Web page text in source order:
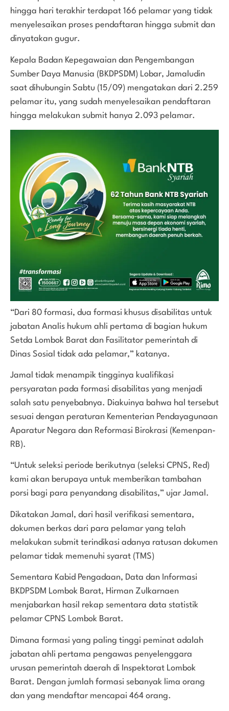
hingga hari terakhir terdapat 166 pelamar yang tidak
menyelesaikan proses pendaftaran hingga submit dan
dinyatakan gugur.
Kepala Badan Kepegawaian dan Pengembangan
Sumber Daya Manusia (BKDPSDM) Lobar, Jamaludin
saat dihubungin Sabtu (15/09) mengatakan dari 2.259
pelamar itu, yang sudah menyelesaikan pendaftaran
hingga melakukan submit hanya 2.093 pelamar.
“Dari 80 formasi, dua formasi khusus disabilitas untuk
jabatan Analis hukum ahli pertama di bagian hukum
Setda Lombok Barat dan Fasilitator pemerintah di
Dinas Sosial tidak ada pelamar,” katanya.
Jamal tidak menampik tingginya kualifikasi
persyaratan pada formasi disabilitas yang menjadi
salah satu penyebabnya. Diakuinya bahwa hal tersebut
sesuai dengan peraturan Kementerian Pendayagunaan
Aparatur Negara dan Reformasi Birokrasi (Kemenpan-
RB).
“Untuk seleksi periode berikutnya (seleksi CPNS, Red)
kami akan berupaya untuk memberikan tambahan
porsi bagi para penyandang disabilitas,” ujar Jamal.
Dikatakan Jamal, dari hasil verifikasi sementara,
dokumen berkas dari para pelamar yang telah
melakukan submit terindikasi adanya ratusan dokumen
pelamar tidak memenuhi syarat (TMS)
Sementara Kabid Pengadaan, Data dan Informasi
BKDPSDM Lombok Barat, Hirman Zulkarnaen
menjabarkan hasil rekap sementara data statistik
pelamar CPNS Lombok Barat.
Dimana formasi yang paling tinggi peminat adalah
jabatan ahli pertama pengawas penyelenggara
urusan pemerintah daerah di Inspektorat Lombok
Barat. Dengan jumlah formasi sebanyak lima orang
dan yang mendaftar mencapai 464 orang.